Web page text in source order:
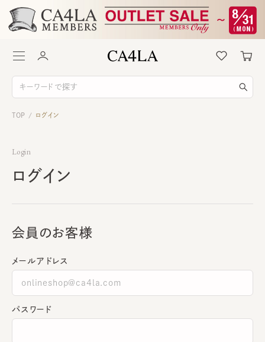
TOP / ログイン
Login
ログイン
会員のお客様
メールアドレス
パスワード